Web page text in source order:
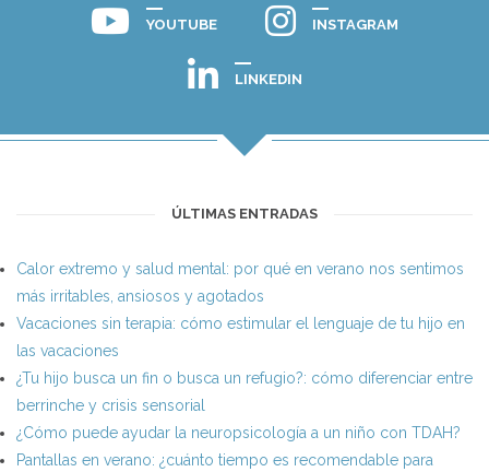
YOUTUBE INSTAGRAM
LINKEDIN
ÚLTIMAS ENTRADAS
Calor extremo y salud mental: por qué en verano nos sentimos
más irritables, ansiosos y agotados
Vacaciones sin terapia: cómo estimular el lenguaje de tu hijo en
las vacaciones
¿Tu hijo busca un fin o busca un refugio?: cómo diferenciar entre
berrinche y crisis sensorial
¿Cómo puede ayudar la neuropsicología a un niño con TDAH?
Pantallas en verano: ¿cuánto tiempo es recomendable para